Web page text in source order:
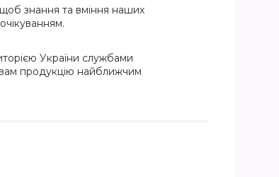
знання та вміння наших
України службами
продукцію найближчим